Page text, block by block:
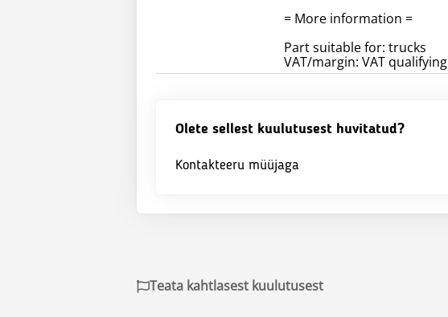
= More information =
Part suitable for: trucks
VAT/margin: VAT qualifying
Olete sellest kuulutusest huvitatud?
Kontakteeru müüjaga
Teata kahtlasest kuulutusest